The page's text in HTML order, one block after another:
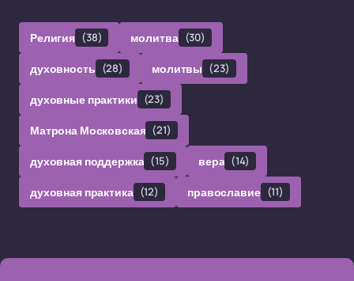
Религия (38) молитва (30)
духовность (28) молитвы (23)
духовные практики (23)
Матрона Московская (21)
духовная поддержка (15) вера (14)
духовная практика (12) православие (11)